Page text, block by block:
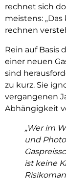
rechnet sich
meistens:
rechnen
Rein auf Basis
einer neuen
sind
zu kurz. Sie
vergangenen
Abhängigkeit
„Wer im
und
ist keine